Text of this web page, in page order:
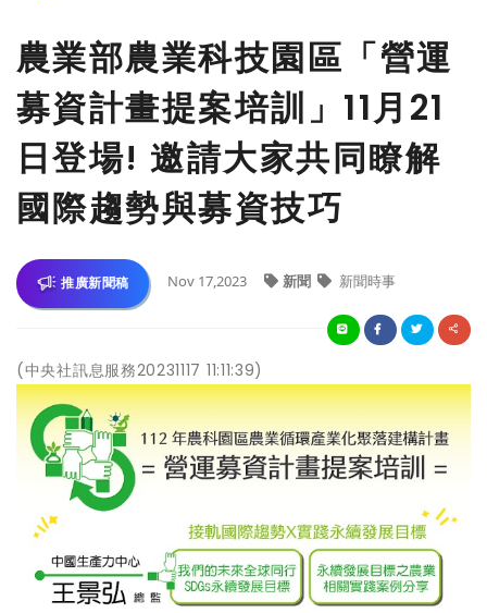
農業部農業科技園區「營運
募資計畫提案培訓」11月21
日登場! 邀請大家共同瞭解
國際趨勢與募資技巧
推廣新聞稿 Nov 17,2023 新聞 新聞時事
(中央社訊息服務20231117 11:11:39)